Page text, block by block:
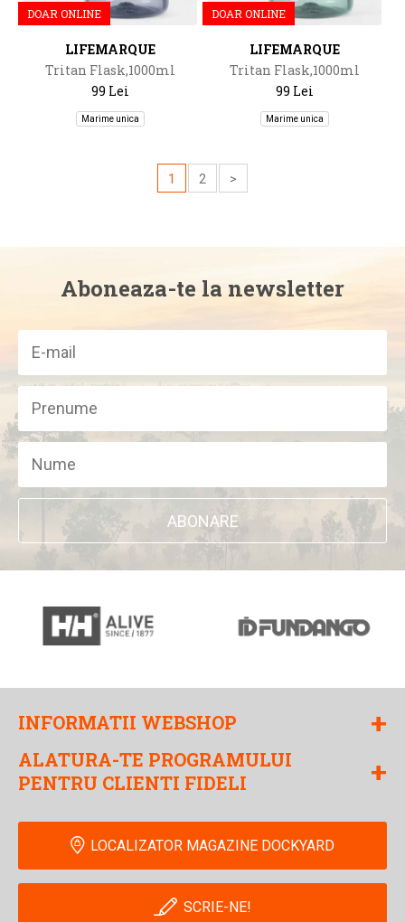
DOAR ONLINE
LIFEMARQUE
Tritan Flask,1000ml
99 Lei
Marime unica
DOAR ONLINE
LIFEMARQUE
Tritan Flask,1000ml
99 Lei
Marime unica
1 2 >
Aboneaza-te la newsletter
ABONARE
INFORMATII WEBSHOP +
ALATURA-TE PROGRAMULUI
PENTRU CLIENTI FIDELI
+
LOCALIZATOR MAGAZINE DOCKYARD
SCRIE-NE!